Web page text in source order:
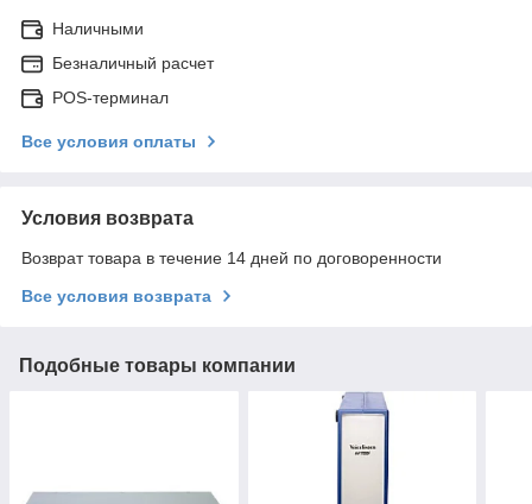
Наличными
Безналичный расчет
POS-терминал
Все условия оплаты
Условия возврата
Возврат товара в течение 14 дней по договоренности
Все условия возврата
Подобные товары компании